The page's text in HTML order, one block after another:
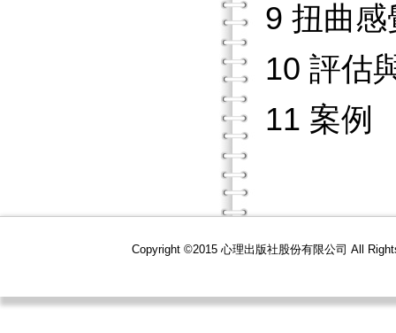
9 扭曲感
10 評估
11 案例
Copyright ©2015 心理出版社股份有限公司 All